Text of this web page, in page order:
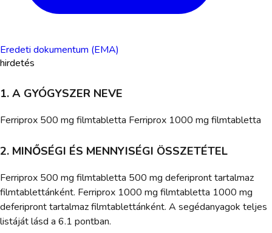
Eredeti dokumentum (EMA)
hirdetés
1. A GYÓGYSZER NEVE
Ferriprox 500 mg filmtabletta Ferriprox 1000 mg filmtabletta
2. MINŐSÉGI ÉS MENNYISÉGI ÖSSZETÉTEL
Ferriprox 500 mg filmtabletta 500 mg deferipront tartalmaz
filmtablettánként. Ferriprox 1000 mg filmtabletta 1000 mg
deferipront tartalmaz filmtablettánként. A segédanyagok teljes
listáját lásd a 6.1 pontban.